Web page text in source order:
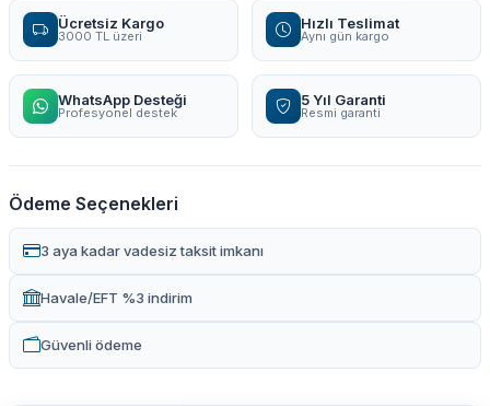
Ücretsiz Kargo
3000 TL üzeri
Hızlı Teslimat
Aynı gün kargo
WhatsApp Desteği
Profesyonel destek
5 Yıl Garanti
Resmi garanti
Ödeme Seçenekleri
3 aya kadar vadesiz taksit imkanı
Havale/EFT %3 indirim
Güvenli ödeme